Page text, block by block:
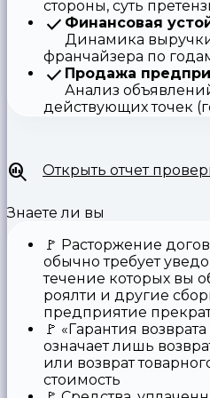
стороны, суть
Финансовая
Динамика
франчайзера по
Продажа
Анализ
действующих точек
Открыть отчет
Знаете ли вы
🚩 Расторжение
обычно требует
течение которых вы
роялти и другие
предприятие
🚩 «Гарантия
означает лишь
или возврат
стоимость